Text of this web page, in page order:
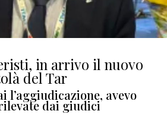
in arrivo il nuovo
del Tar
l’aggiudicazione, avevo
dai giudici